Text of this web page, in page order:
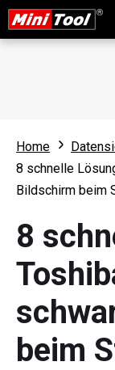
Home
8 schnelle
Bildschirm beim
8
beim